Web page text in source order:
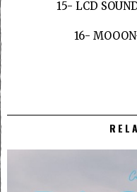
15- LCD
16-